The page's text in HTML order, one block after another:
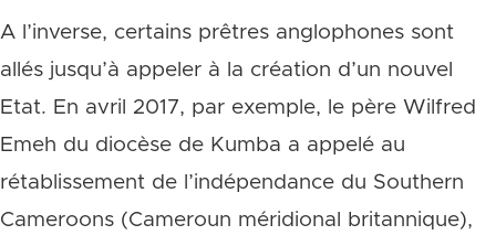
A l’inverse, certains prêtres anglophones sont
allés jusqu’à appeler à la création d’un nouvel
Etat. En avril 2017, par exemple, le père Wilfred
Emeh du diocèse de Kumba a appelé au
rétablissement de l’indépendance du Southern
Cameroons (Cameroun méridional britannique),